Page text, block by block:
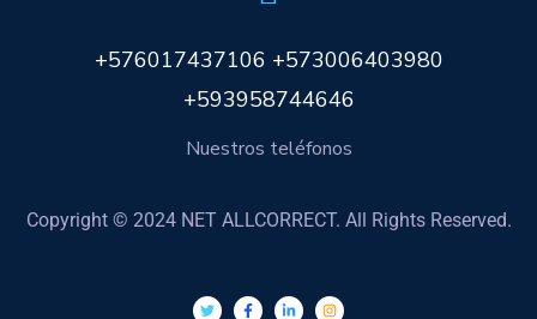
+576017437106 +573006403980
+593958744646
Nuestros teléfonos
Copyright © 2024 NET ALLCORRECT. All Rights Reserved.